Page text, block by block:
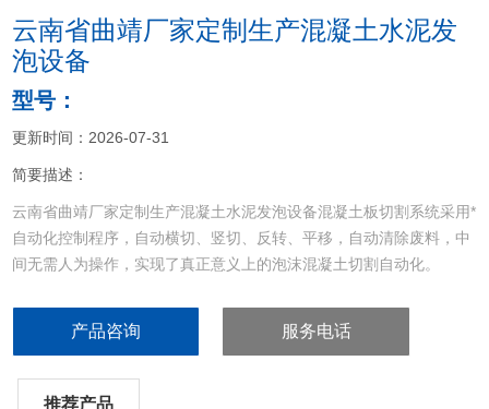
云南省曲靖厂家定制生产混凝土水泥发
泡设备
型号：
更新时间：2026-07-31
简要描述：
云南省曲靖厂家定制生产混凝土水泥发泡设备混凝土板切割系统采用*
自动化控制程序，自动横切、竖切、反转、平移，自动清除废料，中
间无需人为操作，实现了真正意义上的泡沫混凝土切割自动化。
产品咨询 服务电话
推荐产品